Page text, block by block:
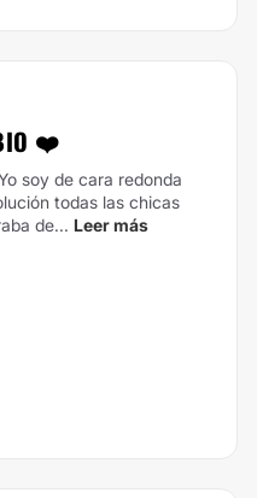
❤️
soy de cara redonda
todas las chicas
de... Leer más